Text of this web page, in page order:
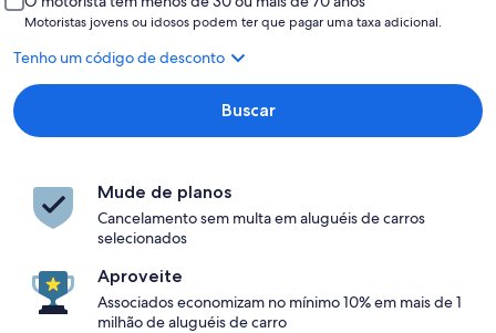
Motoristas jovens ou idosos podem ter que pagar uma taxa adicional.
Tenho um código de desconto
Buscar
Mude de planos
Cancelamento sem multa em aluguéis de carros
selecionados
Aproveite
Associados economizam no mínimo 10% em mais de 1
milhão de aluguéis de carro